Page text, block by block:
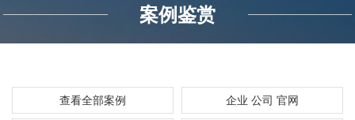
案例鉴赏
查看全部案例 企业 公司 官网